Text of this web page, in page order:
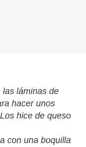
las láminas de
hacer unos
hice de queso
con una boquilla